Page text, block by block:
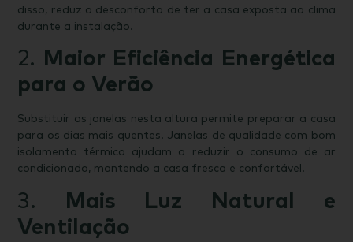
disso, reduz o desconforto de ter a casa exposta ao clima
durante a instalação.
2.
Maior Eficiência Energética
para o Verão
Substituir as janelas nesta altura permite preparar a casa
para os dias mais quentes. Janelas de qualidade com bom
isolamento térmico ajudam a reduzir o consumo de ar
condicionado, mantendo a casa fresca e confortável.
3.
Mais Luz Natural e
Ventilação